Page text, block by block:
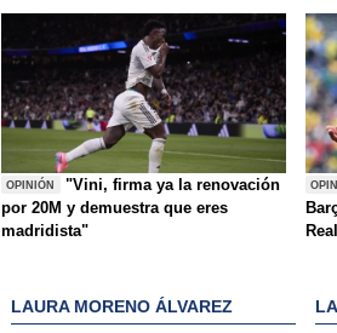
OPINIÓN
"Vini, firma ya la renovación
por 20M y demuestra que eres
madridista"
LAURA MORENO ÁLVAREZ